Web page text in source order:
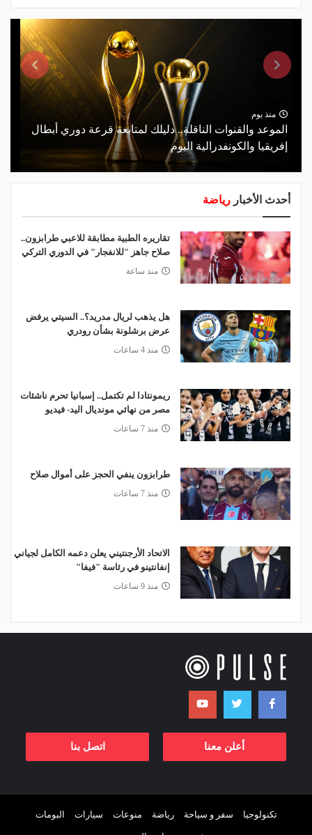
منذ يوم
الموعد والقنوات الناقلة.. دليلك لمتابعة قرعة دوري أبطال
إفريقيا والكونفدرالية اليوم
أحدث الأخبار رياضة
تقاريره الطبية مطابقة للاعبي طرابزون..
صلاح جاهز "للانفجار" في الدوري التركي
منذ ساعة
هل يذهب لريال مدريد؟.. السيتي يرفض
عرض برشلونة بشأن رودري
منذ 4 ساعات
ريمونتادا لم تكتمل.. إسبانيا تحرم ناشئات
مصر من نهائي مونديال اليد- فيديو
منذ 7 ساعات
طرابزون ينفي الحجز على أموال صلاح
منذ 7 ساعات
الاتحاد الأرجنتيني يعلن دعمه الكامل لجياني
إنفانتينو في رئاسة "فيفا"
منذ 9 ساعات
أعلن معنا اتصل بنا
تكنولوجيا سفر و سياحة رياضة منوعات سيارات البومات